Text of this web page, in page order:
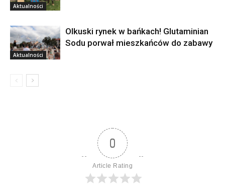
Aktualności
Aktualności
Olkuski rynek w bańkach! Glutaminian
Sodu porwał mieszkańców do zabawy
0
Article Rating